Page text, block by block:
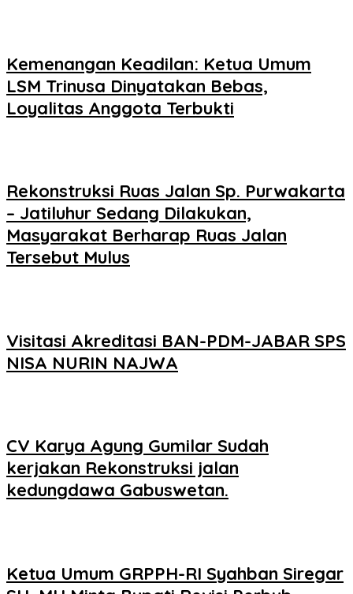
Kemenangan Keadilan: Ketua Umum
LSM Trinusa Dinyatakan Bebas,
Loyalitas Anggota Terbukti
Rekonstruksi Ruas Jalan Sp. Purwakarta
– Jatiluhur Sedang Dilakukan,
Masyarakat Berharap Ruas Jalan
Tersebut Mulus
Visitasi Akreditasi BAN-PDM-JABAR SPS
NISA NURIN NAJWA
CV Karya Agung Gumilar Sudah
kerjakan Rekonstruksi jalan
kedungdawa Gabuswetan.
Ketua Umum GRPPH-RI Syahban Siregar